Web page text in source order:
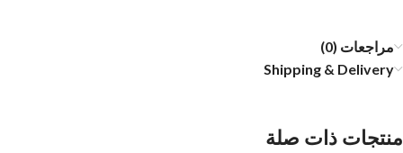
مراجعات (0)
Shipping & Delivery
منتجات ذات صلة